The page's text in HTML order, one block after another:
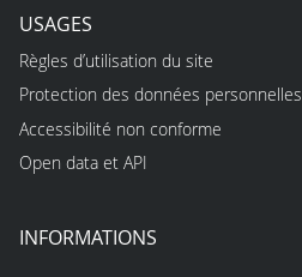
USAGES
Règles d’utilisation du site
Protection des données personnelles
Accessibilité non conforme
Open data et API
INFORMATIONS